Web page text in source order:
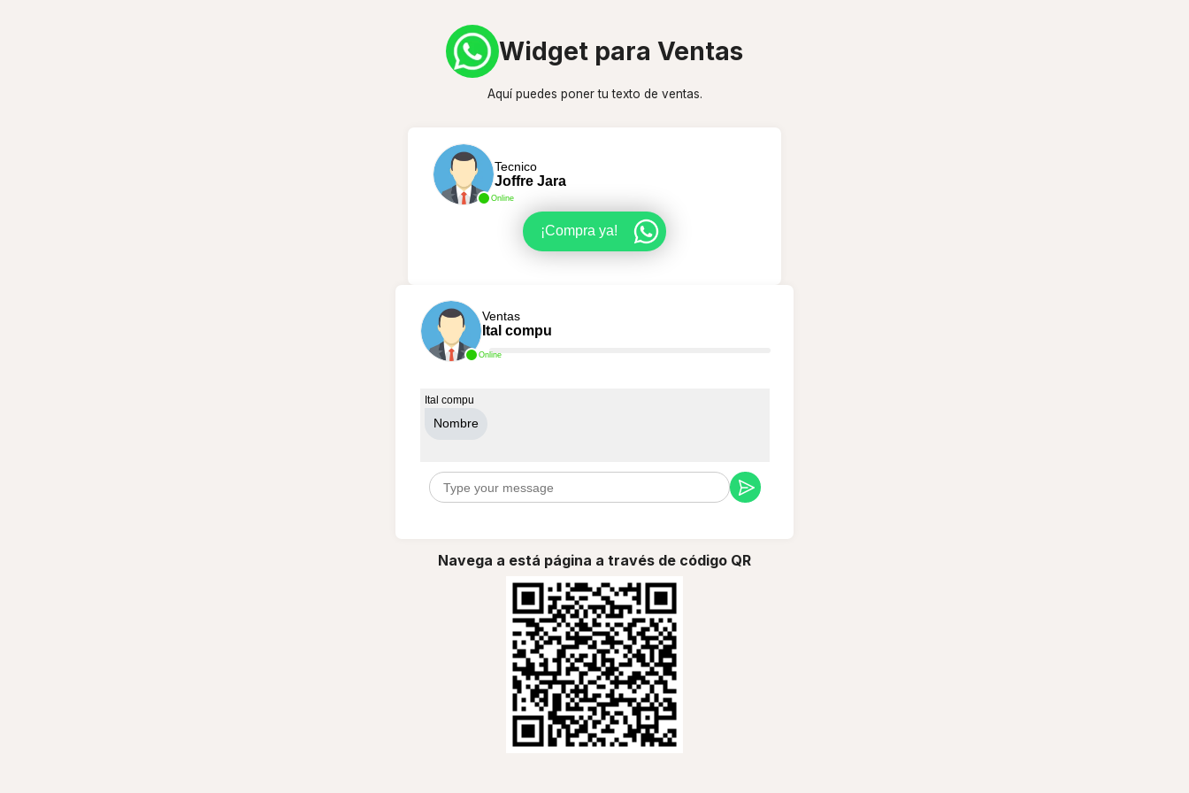
Widget para Ventas
Aquí puedes poner tu texto de ventas.
Online
Tecnico
Joffre Jara
¡Compra ya!
Online
Ventas
Ital compu
Ital compu
Nombre
Navega a está página a través de código QR